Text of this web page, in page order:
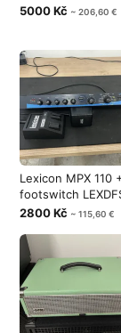
5000 Kč ~ 206,60 €
Lexicon MPX 110
footswitch
2800 Kč ~ 115,60 €